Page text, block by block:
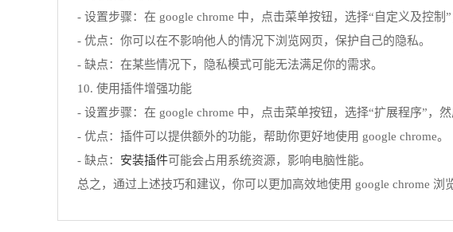
- 设置步骤：在 google chrome 中，点击菜单按钮，选择“自定义及控
- 优点：你可以在不影响他人的情况下浏览网页，保护自己的隐私。
- 缺点：在某些情况下，隐私模式可能无法满足你的需求。
10. 使用插件增强功能
- 设置步骤：在 google chrome 中，点击菜单按钮，选择“扩展程序”，
- 优点：插件可以提供额外的功能，帮助你更好地使用 google chrome。
- 缺点： 安装插件可能会占用系统资源，影响电脑性能。
总之，通过上述技巧和建议，你可以更加高效地使用 google chrome 浏